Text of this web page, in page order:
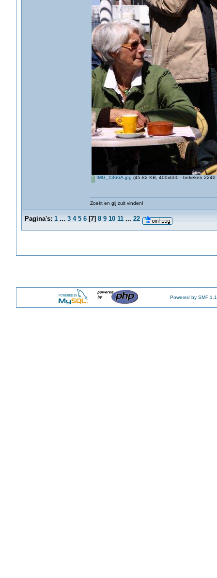
IMG_1366A.jpg (45.82 KB, 400x600 - bekeken 2240
Zoekt en gij zult vinden!
Pagina's: 1 ... 3 4 5 6[7] 8 9 10 11 ... 22
Powered by SMF